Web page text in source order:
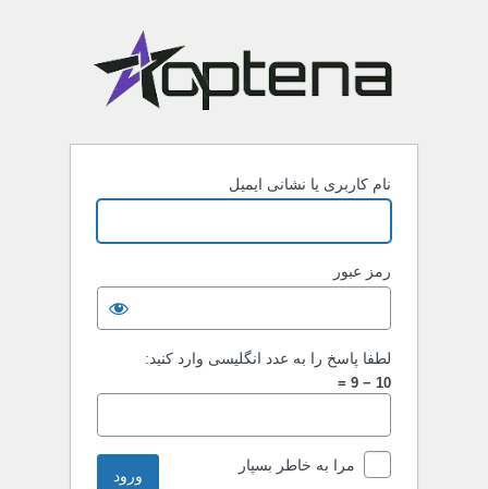
نام کاربری یا نشانی ایمیل
رمز عبور
لطفا پاسخ را به عدد انگلیسی وارد کنید:
10 − 9 =
مرا به خاطر بسپار